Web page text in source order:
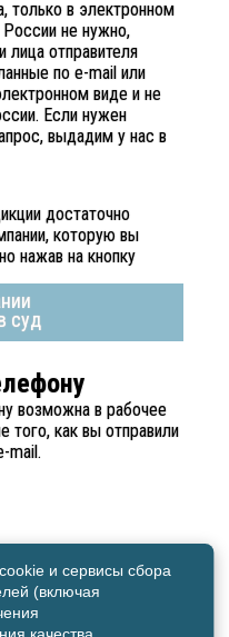
только в электронном
не нужно,
лица отправителя
по e-mail или
виде и не
Если нужен
выдадим у нас в
достаточно
которую вы
нажав на кнопку
суд
возможна в рабочее
того, как вы отправили
mail.
2026
Приморье»
и сервисы сбора
(включая